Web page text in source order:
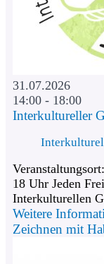
31.07.2026
14:00 - 18:00
Interkultureller
18 Uhr Jeden
Interkulturellen
Weitere
Zeichnen mit